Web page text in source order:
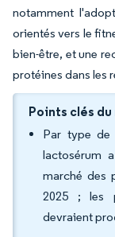
notamment
orientés vers le
bien-être, et une
protéines dans les
Points clés
Par type de
lactosérum
marché des
2025 ; les
devraient